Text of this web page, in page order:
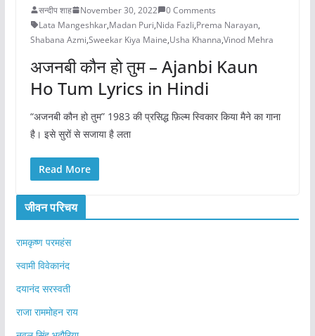
सन्दीप शाह November 30, 2022
0 Comments
Lata Mangeshkar,Madan Puri,Nida Fazli,Prema Narayan,
Shabana Azmi,Sweekar Kiya Maine,Usha Khanna,Vinod Mehra
अजनबी कौन हो तुम – Ajanbi Kaun
Ho Tum Lyrics in Hindi
“अजनबी कौन हो तुम” 1983 की प्रसिद्ध फ़िल्म स्विकार किया मैने का गाना
है। इसे सुरों से सजाया है लता
Read More
जीवन परिचय
रामकृष्ण परमहंस
स्वामी विवेकानंद
दयानंद सरस्वती
राजा राममोहन राय